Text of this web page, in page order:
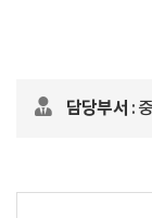
담당부서 :